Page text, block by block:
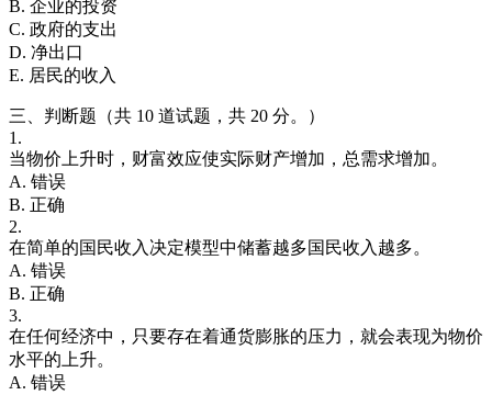
B. 企业的投资
C. 政府的支出
D. 净出口
E. 居民的收入
三、判断题（共 10 道试题，共 20 分。）
1.
当物价上升时，财富效应使实际财产增加，总需求增加。
A. 错误
B. 正确
2.
在简单的国民收入决定模型中储蓄越多国民收入越多。
A. 错误
B. 正确
3.
在任何经济中，只要存在着通货膨胀的压力，就会表现为物价
水平的上升。
A. 错误